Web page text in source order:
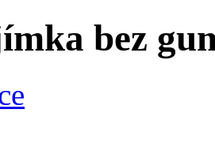
bez